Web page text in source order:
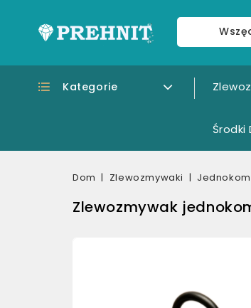
Kategorie
Środki
Dom Zlewozmywaki
Zlewozmywak